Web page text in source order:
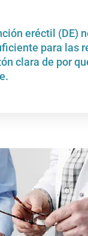
eréctil (DE)
para las
clara de por